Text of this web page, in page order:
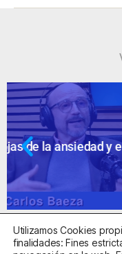
Ansiedad:
Utilizamos Cookies
finalidades: Fines